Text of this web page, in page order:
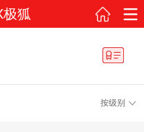
狐
按级别